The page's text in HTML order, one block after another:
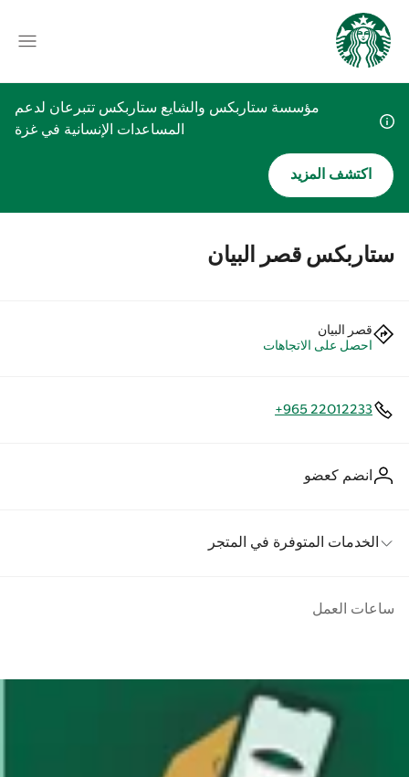
مؤسسة ستاربكس والشايع ستاربكس تتبرعان لدعم
المساعدات الإنسانية في غزة
اكتشف المزيد
ستاربكس قصر البيان
قصر البيان
احصل على الاتجاهات
+965 22012233
انضم كعضو
الخدمات المتوفرة في المتجر
ساعات العمل